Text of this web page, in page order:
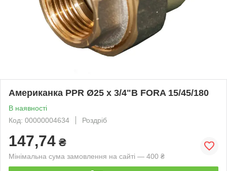
Американка PPR Ø25 х 3/4"В FORA 15/45/180
В наявності
Код: 00000004634
Роздріб
147,74 ₴
Мінімальна сума замовлення на сайті — 400 ₴